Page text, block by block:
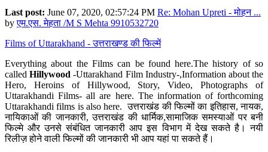
Last post: June 07, 2020, 02:57:24 PM Re: Mohan Upreti - मोहन ...
byएम.एस. मेहता /M S Mehta 9910532720
Films of Uttarakhand - उत्तराखण्ड की फिल्में
Everything about the Films can be found here.The history of so
calledHillywood-Uttarakhand Film Industry-,Information about the
Hero, Heroins of Hillywood, Story, Video, Photographs of
Uttarakhandi Films- all are here. The information of forthcoming
Uttarakhandi films is also here. उत्तराखंड की फिल्मों का इतिहास, नायक,
नायिकाओं की जानकारी, उत्तराखंड की धार्मिक,सामाजिक समस्याओं पर बनी
फिल्मे और उनसे संबंधित जानकारी आप इस विभाग में देख सकते है। नयी
रिलीज़ होने वाली फिल्मों की जानकारी भी आप यहां पा सकते हैं।